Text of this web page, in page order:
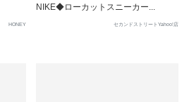
HONEY
NIKE◆ローカットスニーカー...
セカンドストリートYahoo!店